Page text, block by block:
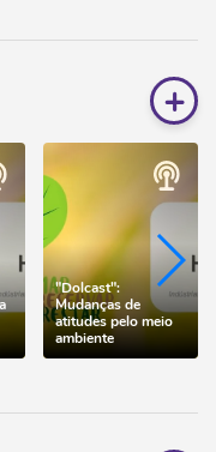
+
"Dolcast":
Mudanças de
atitudes pelo meio
ambiente